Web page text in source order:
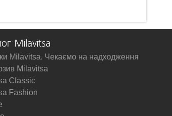
Milavitsa
Milavitsa. Чекаємо на надходження
Milavitsa
Classic
Fashion